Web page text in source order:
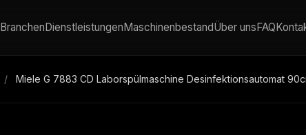
BranchenDienstleistungenMaschinenbestandÜber unsFAQ
/ Miele G 7883 CD Laborspülmaschine Desinfektionsautomat